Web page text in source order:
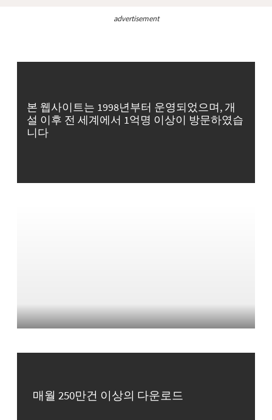
advertisement
본 웹사이트는 1998년부터 운영되었으며, 개
설 이후 전 세계에서 1억명 이상이 방문하였습
니다
매월 250만건 이상의 다운로드